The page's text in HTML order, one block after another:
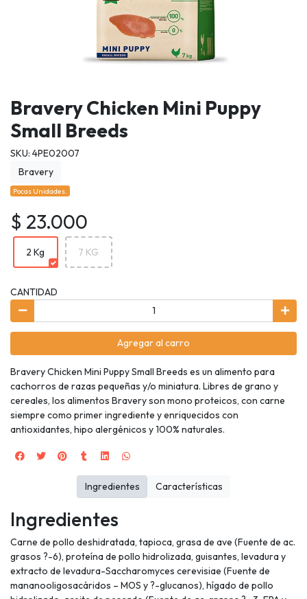
Bravery Chicken Mini Puppy
Small Breeds
SKU: 4PE02007
Bravery
Pocas Unidades.
$ 23.000
2 Kg 7 KG
CANTIDAD
Agregar al carro
Bravery Chicken Mini Puppy Small Breeds es un alimento para
cachorros de razas pequeñas y/o miniatura. Libres de grano y
cereales, los alimentos Bravery son mono proteicos, con carne
siempre como primer ingrediente y enriquecidos con
antioxidantes, hipo alergénicos y 100% naturales.
Ingredientes
Carne de pollo deshidratada, tapioca, grasa de ave (Fuente de ac.
grasos ?-6), proteína de pollo hidrolizada, guisantes, levadura y
extracto de levadura-Saccharomyces cerevisiae (Fuente de
mananooligosacáridos – MOS y ?-glucanos), hígado de pollo
Ingredientes Características